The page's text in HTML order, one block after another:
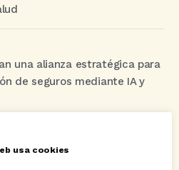
una alianza estratégica para
de seguros mediante IA y
usa cookies